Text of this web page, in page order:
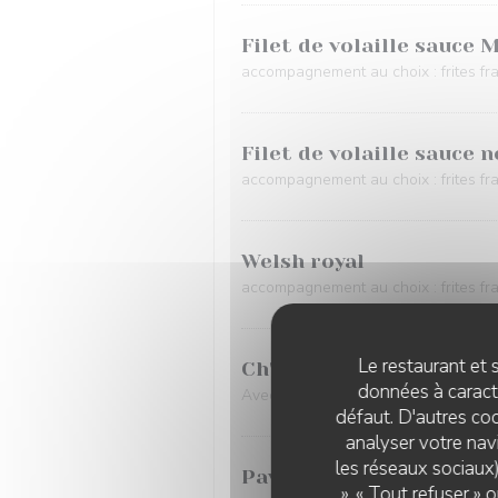
Le restaurant et
données à
défaut. D'autres
analyser votre
les réseaux
Filet de volaille sauce
accompagnement au choix : frites
Filet de volaille sauce
accompagnement au choix : frites
Welsh royal
accompagnement au choix : frites
Ch'ti welsh
Avec du maroilles. Pour
Pavé de saumon en